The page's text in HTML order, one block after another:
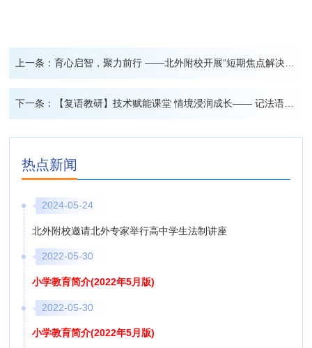
上一条： 育心启智，聚力前行 ——北外附校开展“短期焦点解决技术”班主任专题培训会
下一条： 【复语教研】技术赋能课堂 情境浸润成长—— 记法语组公开课活动
热点新闻
2024-05-24
北外附校邀请北外专家举行高中学生法制讲座
2022-05-30
小学教育简介(2022年5月版)
2022-05-30
小学教育简介(2022年5月版)